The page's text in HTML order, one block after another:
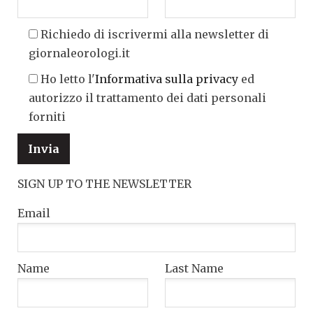
Richiedo di iscrivermi alla newsletter di
giornaleorologi.it
Ho letto l'Informativa sulla privacy ed
autorizzo il trattamento dei dati personali
forniti
SIGN UP TO THE NEWSLETTER
Email
Name Last Name